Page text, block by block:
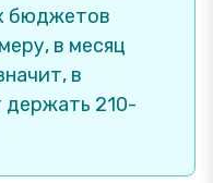
бюджетов
в месяц
в
держать 210-